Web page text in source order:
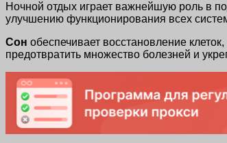
Ночной отдых играет важнейшую роль в
улучшению функционирования всех
Сон обеспечивает восстановление
предотвратить множество болезней и